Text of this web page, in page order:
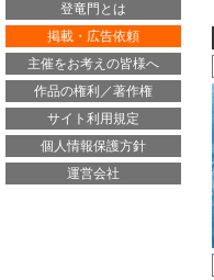
登竜門とは
掲載・広告依頼
主催をお考えの皆様へ
作品の権利／著作権
サイト利用規定
個人情報保護方針
運営会社